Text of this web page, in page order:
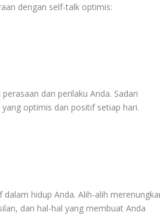
dengan self-talk optimis:
dan perilaku Anda. Sadari
optimis dan positif setiap hari.
hidup Anda. Alih-alih
dan hal-hal yang membuat Anda